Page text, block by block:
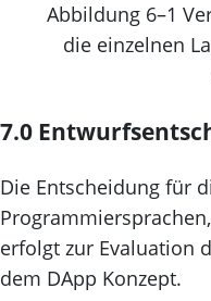
Abbildung 6–1
die einzelnen
7.0
Die Entscheidung für
erfolgt zur Evaluation
dem DApp Konzept.